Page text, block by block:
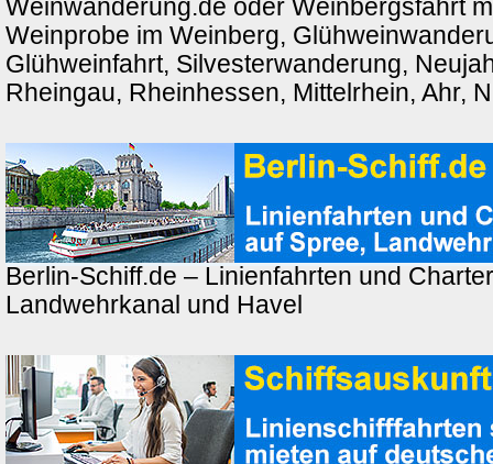
Weinwanderung.de oder Weinbergsfahrt
Weinprobe im Weinberg,
Glühweinfahrt, Silvesterwanderung,
Rheingau, Rheinhessen, Mittelrhein, Ahr,
Berlin-Schiff.de – Linienfahrten und
Landwehrkanal und Havel